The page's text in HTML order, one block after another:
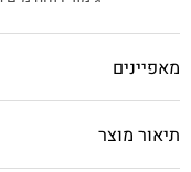
מאפיינים
תיאור מוצר